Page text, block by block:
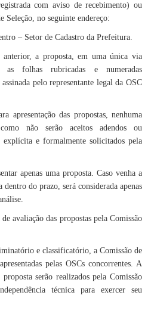
com aviso de recebimento) ou
Seleção, no seguinte endereço:
– Setor de Cadastro da Prefeitura.
a proposta, em uma única via
folhas rubricadas e numeradas
pelo representante legal da OSC
apresentação das propostas, nenhuma
não serão aceitos adendos ou
explícita e formalmente solicitados pela
apenas uma proposta. Caso venha a
dentro do prazo, será considerada apenas
avaliação das propostas pela Comissão
e classificatório, a Comissão de
pelas OSCs concorrentes. A
serão realizados pela Comissão
técnica para exercer seu